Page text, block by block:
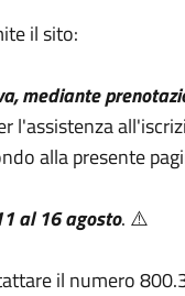
il sito:
mediante
l'assistenza
alla presente
al 16 agosto. ⚠️
il numero